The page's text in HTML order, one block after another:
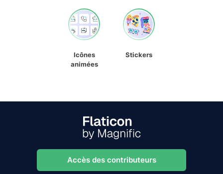
Icônes
animées
Stickers
Accès des contributeurs